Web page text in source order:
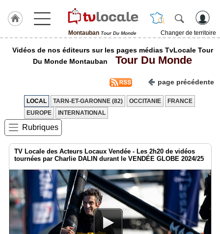
Montauban Tour Du Monde
Changer de territoire
J'adhère
TvLocale
France
Accueil
RUBRIQUES
Agenda
Gazette
Vidéos
Vidéos de nos éditeurs sur les pages médias TvLocale Tour
Du Monde Montauban
Tour Du Monde
page précédente
LOCAL TARN-ET-GARONNE (82) OCCITANIE
FRANCE
EUROPE
INTERNATIONAL
Rubriques
TV Locale des Acteurs Locaux Vendée - Les 2h20 de vidéos
tournées par Charlie DALIN durant le VENDÉE GLOBE 2024/25